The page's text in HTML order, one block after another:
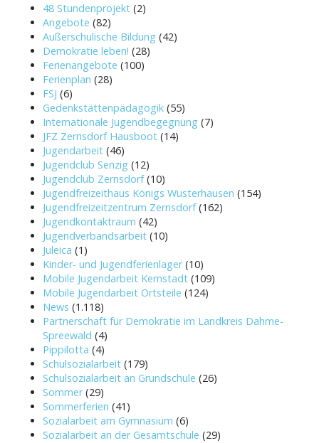
48 Stundenprojekt (2)
Angebote (82)
Außerschulische Bildung (42)
Demokratie leben! (28)
Ferienangebote (100)
Ferienplan (28)
FSJ (6)
Gedenkstättenpädagogik (55)
Internationale Jugendbegegnung (7)
JFZ Zernsdorf Hausboot (14)
Jugendarbeit (46)
Jugendclub Senzig (12)
Jugendclub Zernsdorf(10)
Jugendfreizeithaus Königs Wusterhausen (154)
Jugendfreizeitzentrum Zernsdorf(162)
Jugendkontaktraum (42)
Jugendverbandsarbeit (10)
Juleica (1)
Kinder- und Jugendferienlager(10)
Mobile Jugendarbeit Kernstadt (109)
Mobile Jugendarbeit Ortsteile (124)
News (1.118)
Partnerschaft für Demokratie im Landkreis Dahme-
Spreewald (4)
Pippilotta (4)
Schulsozialarbeit (179)
Schulsozialarbeit an Grundschule (26)
Sommer(29)
Sommerferien (41)
Sozialarbeit am Gymnasium (6)
Sozialarbeit an der Gesamtschule (29)